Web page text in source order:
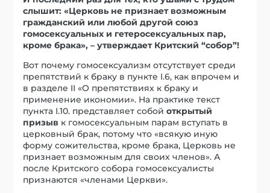
слышит: «Церковь не признает возможным
гражданский или любой другой союз
гомосексуальных и гетеросексуальных пар,
кроме брака», – утверждает Критский “собор”!
Вот почему гомосексуализм отсутствует среди
препятствий к браку в пункте I.6, как впрочем и
в разделе II «О препятствиях к браку и
применение икономии». На практике текст
пункта I.10. представляет собойоткрытый
призыв к гомосексуальным парам вступать в
церковный брак, потому что «всякую иную
форму сожительства, кроме брака, Церковь не
признает возможным для своих членов». А
после Критского собора гомосексуалисты
признаются «членами Церкви».